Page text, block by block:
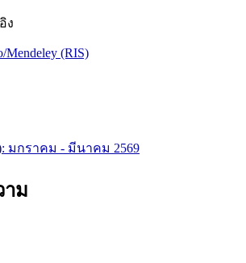
ง
Mendeley (RIS)
มกราคม - มีนาคม 2569
าม